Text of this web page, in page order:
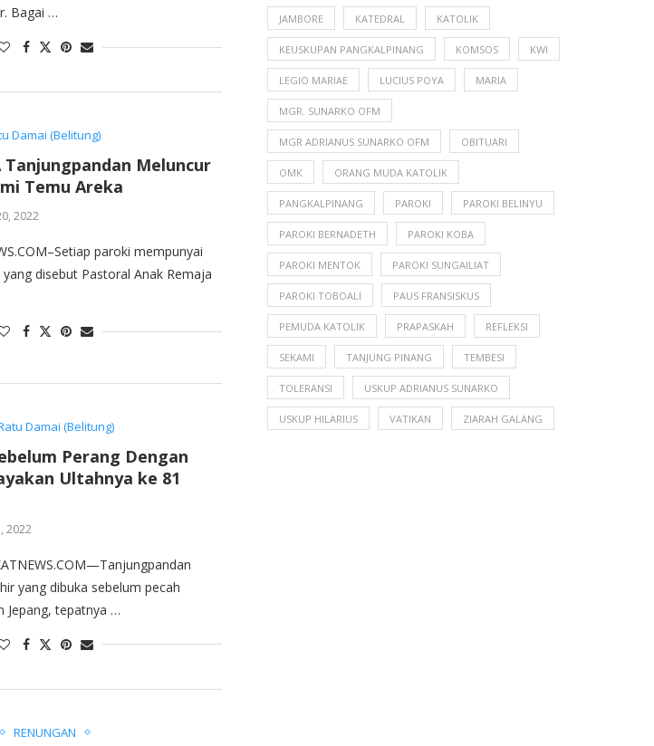
Bagai …
Damai (Belitung)
Tanjungpandan Meluncur
Temu Areka
2022
paroki mempunyai
disebut Pastoral Anak Remaja
Damai (Belitung)
Perang Dengan
Ultahnya ke 81
2022
yang dibuka sebelum pecah
Jepang, tepatnya …
RENUNGAN
JAMBORE KATEDRAL KATOLIK
KEUSKUPAN PANGKALPINANG KOMSOS KWI
LEGIO MARIAE LUCIUS POYA MARIA
MGR. SUNARKO OFM
MGR ADRIANUS SUNARKO OFM OBITUARI
OMK ORANG MUDA KATOLIK
PANGKALPINANG PAROKI PAROKI BELINYU
PAROKI BERNADETH PAROKI KOBA
PAROKI MENTOK PAROKI SUNGAILIAT
PAROKI TOBOALI PAUS FRANSISKUS
PEMUDA KATOLIK PRAPASKAH REFLEKSI
SEKAMI TANJUNG PINANG TEMBESI
TOLERANSI USKUP ADRIANUS SUNARKO
USKUP HILARIUS VATIKAN ZIARAH GALANG